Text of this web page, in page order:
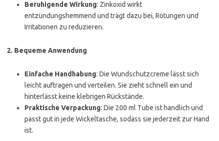
Beruhigende Wirkung: Zinkoxid wirkt
entzündungshemmend und trägt dazu bei, Rötungen und
Irritationen zu reduzieren.
2. Bequeme Anwendung
Einfache Handhabung: Die Wundschutzcreme lässt sich
leicht auftragen und verteilen. Sie zieht schnell ein und
hinterlässt keine klebrigen Rückstände.
Praktische Verpackung: Die 200 ml Tube ist handlich und
passt gut in jede Wickeltasche, sodass sie jederzeit zur Hand
ist.